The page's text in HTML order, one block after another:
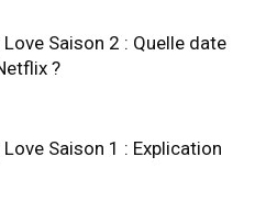
Love Saison 2 : Quelle date
?
Saison 1 : Explication